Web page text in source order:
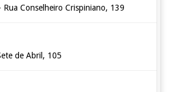
Conselheiro Crispiniano, 139
de Abril, 105